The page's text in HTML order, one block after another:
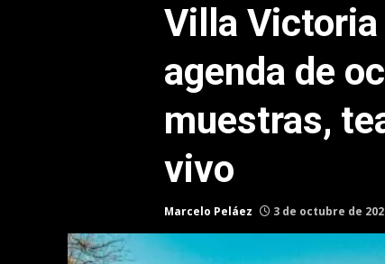
Villa
agenda de
muestras,
vivo
Marcelo Peláez 3 de octubre de